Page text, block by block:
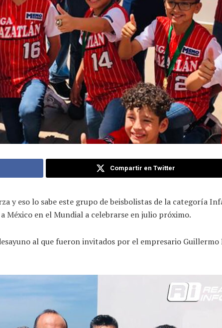
Compartir en Twitter
y eso lo sabe este grupo de beisbolistas de la categoría
México en el Mundial a celebrarse en julio próximo.
al que fueron invitados por el empresario